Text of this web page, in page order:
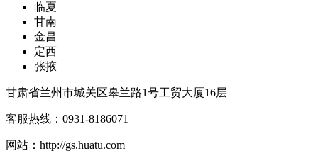
临夏
甘南
金昌
定西
张掖
甘肃省兰州市城关区皋兰路1号工贸大厦16层
客服热线： 0931-8186071
网站： http://gs.huatu.com